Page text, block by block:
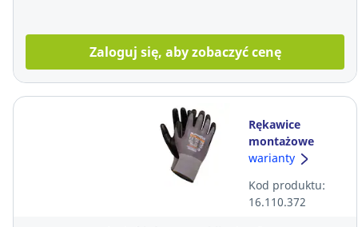
Zaloguj się, aby zobaczyć cenę
Rękawice
montażowe
WORKLINK Super
czarny, rozmiar
10
warianty
Kod produktu:
16.110.372